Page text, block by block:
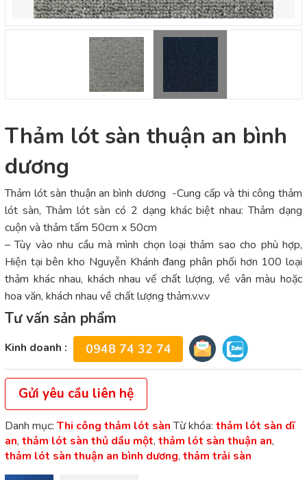
Thảm lót sàn thuận an bình
dương
Thảm lót sàn thuận an bình dương -Cung cấp và thi công thảm
lót sàn, Thảm lót sàn có 2 dạng khác biệt nhau: Thảm dạng
cuộn và thảm tấm 50cm x 50cm
– Tùy vào nhu cầu mà mình chọn loại thảm sao cho phù hợp,
Hiện tại bên kho Nguyễn Khánh đang phân phối hơn 100 loại
thảm khác nhau, khách nhau vế chất lượng, về vân màu hoặc
hoa văn, khách nhau về chất lượng thảm.v.v.v
Tư vấn sản phẩm
Kinh doanh : 0948 74 32 74
Gửi yêu cầu liên hệ
Danh mục: Thi công thảm lót sàn Từ khóa: thảm lót sàn dĩ
an, thảm lót sàn thủ dầu một, thảm lót sàn thuận an,
thảm lót sàn thuận an bình dương, thảm trải sàn